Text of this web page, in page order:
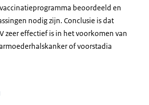
beoordeeld en
nodig zijn. Conclusie is dat
zeer effectief is in het voorkomen van
of voorstadia